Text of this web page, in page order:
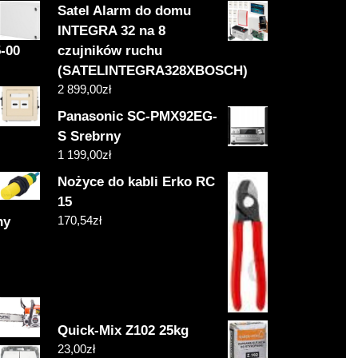
00
Satel Alarm do domu
INTEGRA 32 na 8
czujników ruchu
(SATELINTEGRA328XBOSCH)
2 899,00zł
Panasonic SC-PMX92EG-
S Srebrny
1 199,00zł
Nożyce do kabli Erko RC
15
170,54zł
Quick-Mix Z102 25kg
23,00zł